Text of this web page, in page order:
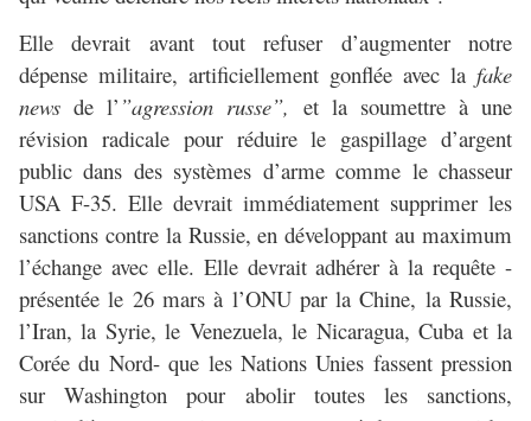
Elle devrait avant tout refuser d’augmenter notre
dépense militaire, artificiellement gonflée avec la fake
news de l’ ”agression russe”, et la soumettre à une
révision radicale pour réduire le gaspillage d’argent
public dans des systèmes d’arme comme le chasseur
USA F-35. Elle devrait immédiatement supprimer les
sanctions contre la Russie, en développant au maximum
l’échange avec elle. Elle devrait adhérer à la requête -
présentée le 26 mars à l’ONU par la Chine, la Russie,
l’Iran, la Syrie, le Venezuela, le Nicaragua, Cuba et la
Corée du Nord- que les Nations Unies fassent pression
sur Washington pour abolir toutes les sanctions,